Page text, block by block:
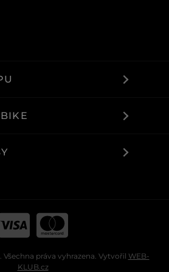
Všechna práva vyhrazena. Vytvořil WEB-
KLUB.cz